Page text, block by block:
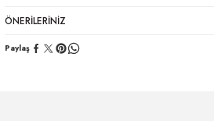
ÖNERILERINIZ
Paylaş